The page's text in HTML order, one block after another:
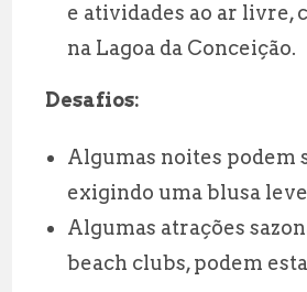
e atividades ao ar livre,
na Lagoa da Conceição.
Desafios:
Algumas noites podem
exigindo uma blusa
Algumas atrações
beach clubs, podem